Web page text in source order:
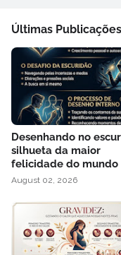
Últimas Publicações
Desenhando no
silhueta da maior
felicidade do mundo
August 02, 2026